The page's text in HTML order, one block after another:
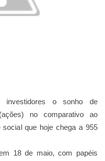
o sonho de
no comparativo ao
que hoje chega a 955
18 de maio, com papéis